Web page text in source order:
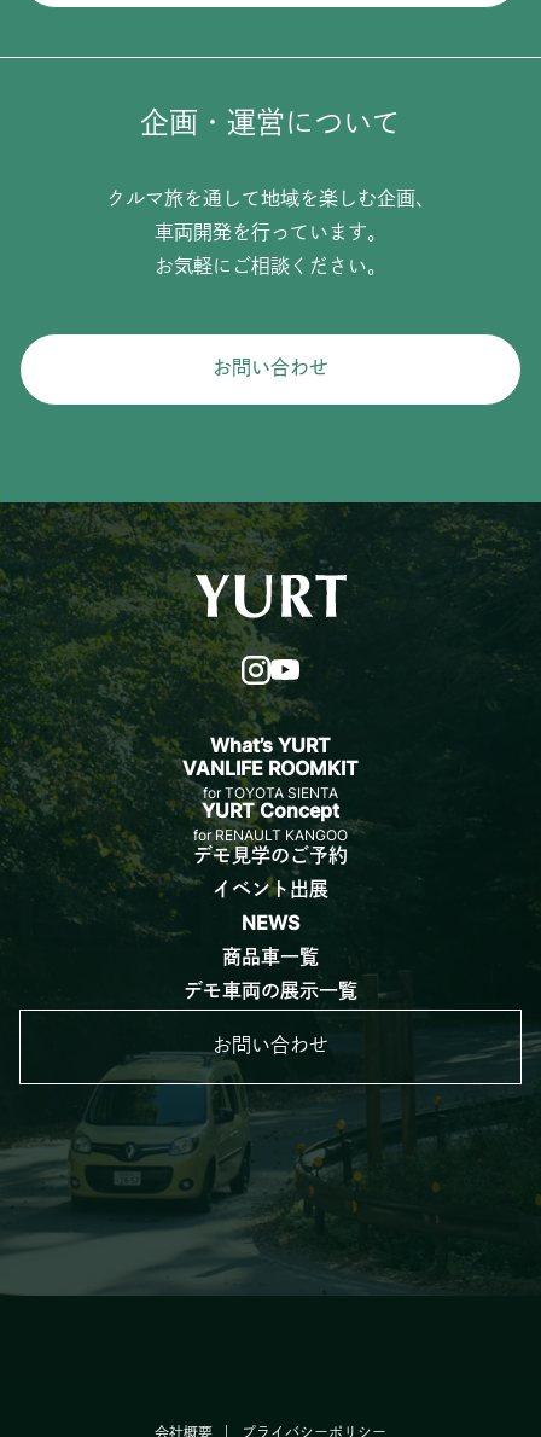
企画・運営について
クルマ旅を通して地域を楽しむ企画、
車両開発を行っています。
お気軽にご相談ください。
お問い合わせ
What’s YURT
VANLIFE ROOMKIT
for TOYOTA SIENTA
YURT Concept
for RENAULT KANGOO
デモ見学のご予約
イベント出展
NEWS
商品車一覧
デモ車両の展示一覧
お問い合わせ